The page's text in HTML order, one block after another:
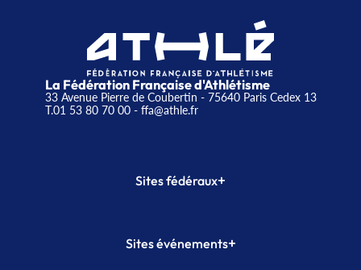
La Fédération Française d'Athlétisme
33 Avenue Pierre de Coubertin - 75640 Paris Cedex 13
T.01 53 80 70 00- ffa@athle.fr
Sites fédéraux+
Plateforme Formation
Sites événements+